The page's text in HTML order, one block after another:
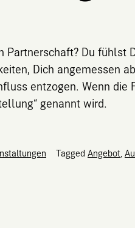
Du fühlst
Dich angemessen
entzogen. Wenn die
genannt wird.
Tagged Angebot,